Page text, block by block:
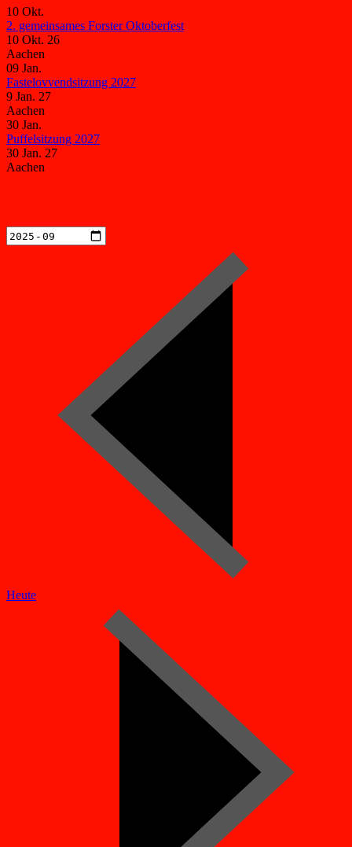
10 Okt.
2. gemeinsames Forster Oktoberfest
10 Okt. 26
Aachen
09 Jan.
Fastelovvendsitzung 2027
9 Jan. 27
Aachen
30 Jan.
Puffelsitzung 2027
30 Jan. 27
Aachen
Heute